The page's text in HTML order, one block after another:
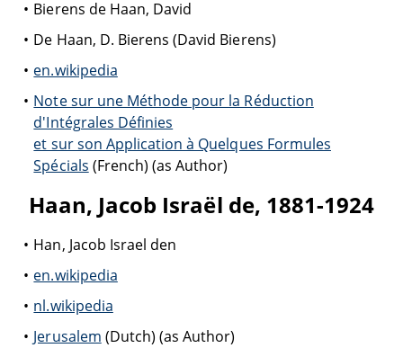
Bierens de Haan, David
De Haan, D. Bierens (David Bierens)
en.wikipedia
Note sur une Méthode pour la Réduction
d'Intégrales Définies
et sur son Application à Quelques Formules
Spécials (French) (as Author)
Haan, Jacob Israël de, 1881-1924
Han, Jacob Israel den
en.wikipedia
nl.wikipedia
Jerusalem (Dutch) (as Author)